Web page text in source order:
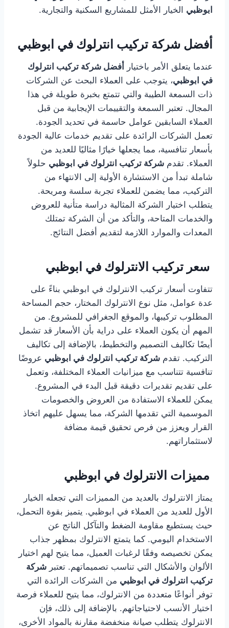
ابوظبي الخيار الأمثل للمشاريع السكنية والتجارية.
أفضل شركة تركيب انترلوك في ابوظبي
عندما يتعلق الأمر باختيار
أفضل شركة تركيب انترلوك
في ابوظبي، يتوجب على العملاء البحث عن الشركات
ذات السمعة الطيبة والتي تتمتع بخبرة طويلة في هذا
المجال. تعتبر السمعة والتقييمات الإيجابية من قبل
العملاء السابقين عوامل حاسمة في تحديد الجودة.
تعمل الشركات الرائدة على تقديم خدمات عالية الجودة
بأسعار تنافسية، مما يجعلها خيارًا مثاليًا للعديد من
العملاء. تقدم شركة تركيب انترلوك في ابوظبي حلولاً
شاملة تبدأ من الاستشارة الأولية إلى الانتهاء من
التركيب، مما يضمن للعملاء تجربة سلسة ومريحة.
يتطلب اختيار الشركة المثالية دراسة متأنية للعروض
والخدمات المتاحة، والتأكد من أن الشركة تمتلك
المعدات والموارد اللازمة لتقديم أفضل النتائج.
سعر تركيب الانترلوك في ابوظبي
تتفاوت أسعار تركيب الانترلوك في ابوظبي بناءً على
عدة عوامل، مثل نوع الانترلوك المختار، حجم المساحة
المطلوب تركيبها، والموقع الجغرافي للمشروع. من
المهم أن يكون العملاء على دراية بأن الأسعار قد تشمل
أيضًا تكاليف التصميم والتخطيط، بالإضافة إلى تكاليف
التركيب. تقدم شركة تركيب انترلوك في ابوظبي عروضًا
تنافسية تتناسب مع ميزانيات العملاء المختلفة، وتعمل
على تقديم تقديرات دقيقة قبل البدء في المشروع.
يمكن للعملاء الاستفادة من العروض والخصومات
الموسمية التي تقدمها الشركة، مما يسهل عليهم اتخاذ
القرار ويعزز من فرص تحقيق قيمة مضافة
لاستثماراتهم.
مميزات الانترلوك في ابوظبي
يمتاز الانترلوك بالعديد من المميزات التي تجعله الخيار
الأول للعديد من العملاء في ابوظبي. يتميز بقوة التحمل،
حيث يستطيع مقاومة الضغط والتآكل الناتج عن
الاستخدام اليومي. كما يتمتع الانترلوك بمظهر جذاب
يمكن تخصيصه وفقًا لرغبات العميل، مما يتيح لهم اختيار
الألوان والأشكال التي تناسب تصميماتهم. تعتبر شركة
تركيب انترلوك في ابوظبي من الشركات الرائدة التي
توفر أنواعًا متعددة من الانترلوك، مما يتيح للعملاء فرصة
اختيار الأنسب لاحتياجاتهم. بالإضافة إلى ذلك، فإن
الانترلوك يتطلب صيانة منخفضة مقارنة بالمواد الأخرى،